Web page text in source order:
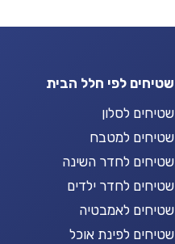
שטיחים לפי חלל הבית
שטיחים לסלון
שטיחים למטבח
שטיחים לחדר השינה
שטיחים לחדר ילדים
שטיחים לאמבטיה
שטיחים לפינת אוכל